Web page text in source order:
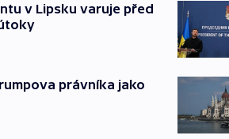
v Lipsku varuje před
právníka jako